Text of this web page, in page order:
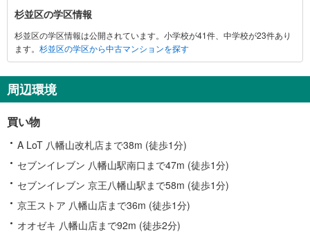
杉並区の学区情報
杉並区の学区情報は公開されています。小学校が41件、中学校が23件あり
ます。 杉並区の学区から中古マンションを探す
周辺環境
買い物
A LoT 八幡山改札店まで38m (徒歩1分)
セブンイレブン 八幡山駅南口まで47m (徒歩1分)
セブンイレブン 京王八幡山駅まで58m (徒歩1分)
京王ストア 八幡山店まで36m (徒歩1分)
オオゼキ 八幡山店まで92m (徒歩2分)